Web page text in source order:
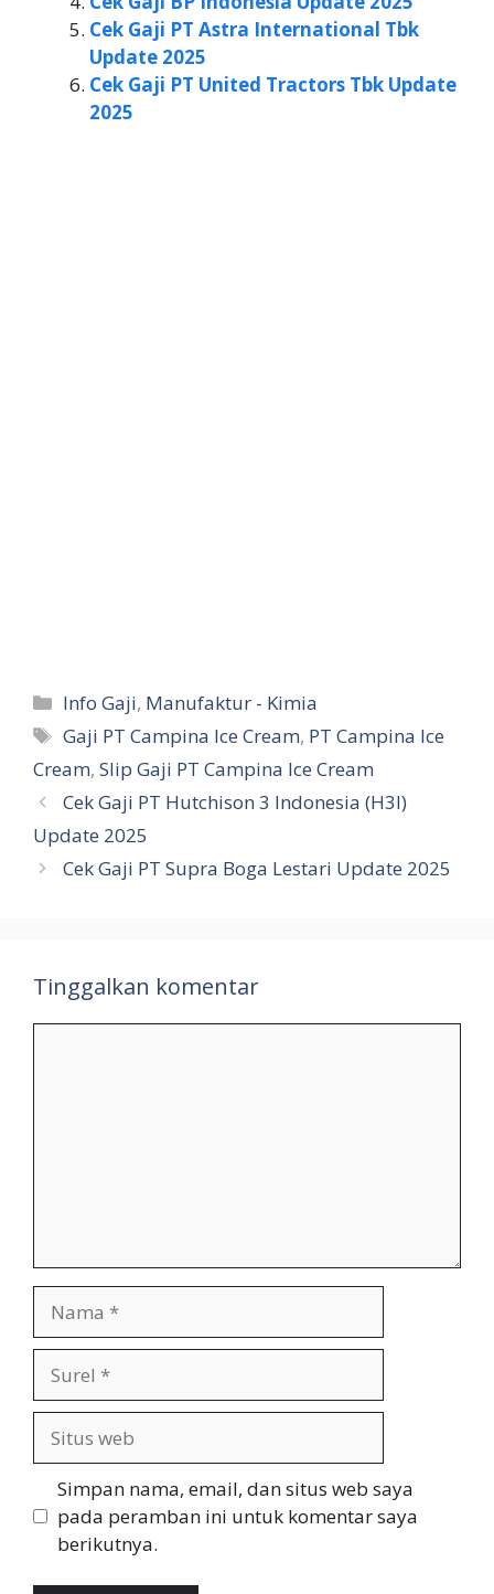
Cek Gaji PT Astra International Tbk
Update 2025
Cek Gaji PT United Tractors Tbk Update
2025
Kategori
Info Gaji, Manufaktur - Kimia
Tag
Gaji PT Campina Ice Cream, PT Campina Ice
Cream, Slip Gaji PT Campina Ice Cream
Cek Gaji PT Hutchison 3 Indonesia (H3I)
Update 2025
Cek Gaji PT Supra Boga Lestari Update 2025
Tinggalkan komentar
web
Simpan nama, email, dan situs web saya
pada peramban ini untuk komentar saya
berikutnya.